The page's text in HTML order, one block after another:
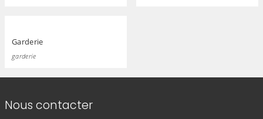
Garderie
garderie
Informations de contact
Nous contacter